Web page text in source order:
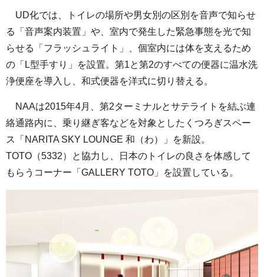
UD化では、トイレの場所や男女別の区別を音声で知らせ
る「音声案内装置」や、室内で発生した緊急事態を光で知
らせる「フラッシュライト」、個室内には体を支えるため
の「L型手すり」を設置。第1と第2のすべての便器に温水洗
浄便座を導入し、和式便器を洋式に切り替える。
NAAは2015年4月、第2ターミナルとサテライトを結ぶ連
絡通路内に、乗り継ぎ客などを対象としたくつろぎスペー
ス「NARITA SKY LOUNGE 和（わ）」を新設。
TOTO（5332）と協力し、日本のトイレの良さを体感して
もらうコーナー「GALLERY TOTO」を設置している。